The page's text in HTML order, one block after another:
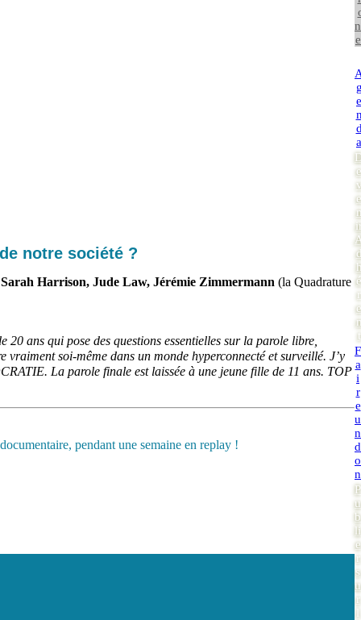
notre société ?
Harrison, Jude Law, Jérémie Zimmermann (la Quadrature
ans qui pose des questions essentielles sur la parole libre,
soi-même dans un monde hyperconnecté et surveillé. J’y
La parole finale est laissée à une jeune fille de 11 ans. TOP
pendant une semaine en replay !
e
a
e
e
é
r
e
t
F
a
i
r
e
u
n
d
o
n
P
u
b
li
e
r
s
u
r